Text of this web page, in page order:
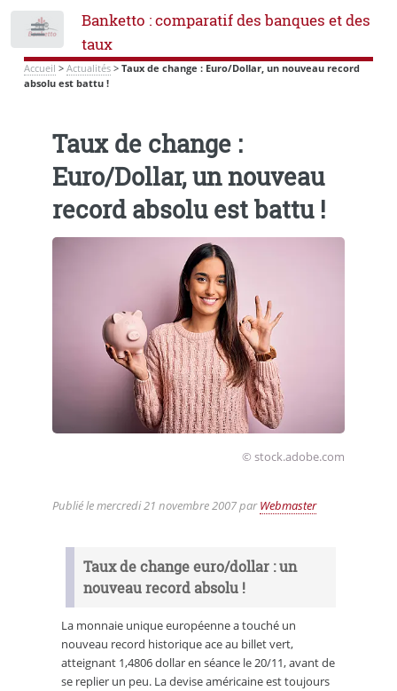
Banketto : comparatif des banques et des
taux
Accueil > Actualités> Taux de change : Euro/Dollar, un nouveau record
absolu est battu !
Taux de change :
Euro/Dollar, un nouveau
record absolu est battu !
© stock.adobe.com
Publié lemercredi 21 novembre 2007parWebmaster
Taux de change euro/dollar : un
nouveau record absolu !
La monnaie unique européenne a touché un
nouveau record historique ace au billet vert,
atteignant 1,4806 dollar en séance le 20/11, avant de
se replier un peu. La devise américaine est toujours